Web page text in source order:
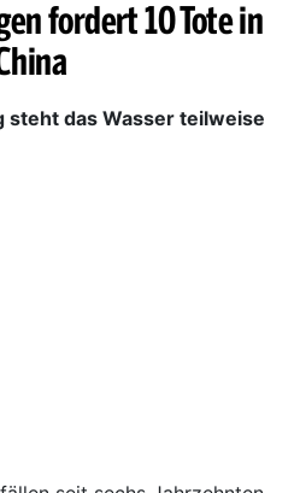
fordert 10 Tote in
steht das Wasser teilweise